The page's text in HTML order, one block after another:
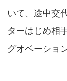
いて、途中交
ターはじめ相
グオベーショ